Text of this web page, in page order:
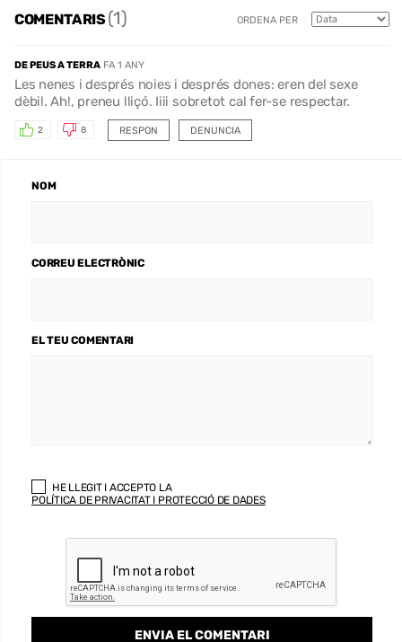
COMENTARIS(1) ORDENA PER
DE PEUS A TERRA FA 1 ANY
Les nenes i després noies i després dones: eren del sexe
dèbil. Ah!, preneu lliçó. Iiii sobretot cal fer-se respectar.
RESPON
2 8 DENUNCIA
NOM
CORREU ELECTRÒNIC
EL TEU COMENTARI
HE LLEGIT I ACCEPTO LA
POLÍTICA DE PRIVACITAT I PROTECCIÓ DE DADES